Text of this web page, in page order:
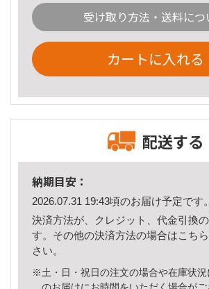
受け取り方法・送料につ
カートに入れる
配送する
納期目安：
2026.07.31 19:43頃のお届け予定です。
決済方法が、クレジット、代金引換
す。その他の決済方法の場合はこちら
さい。
※土・日・祝日の注文の場合や在庫状況
のお届けにお時間をいただく場合がご